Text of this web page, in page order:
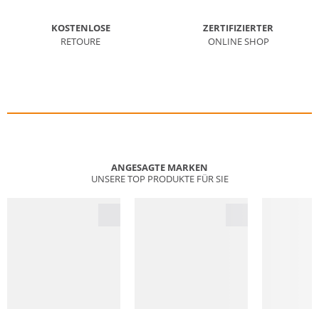
KOSTENLOSE
RETOURE
ZERTIFIZIERTER
ONLINE SHOP
ANGESAGTE MARKEN
UNSERE TOP PRODUKTE FÜR SIE